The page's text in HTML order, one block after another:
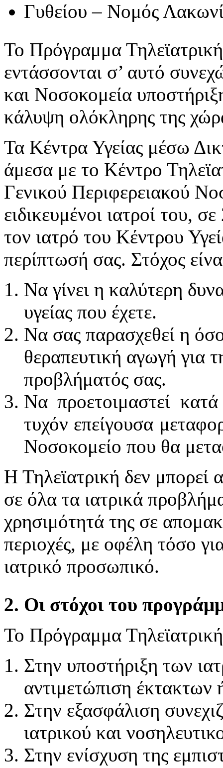
Γυθείου – Νομός
Το Πρόγραμμα
εντάσσονται σ’ αυτό
και Νοσοκομεία
κάλυψη ολόκληρης της
Τα Κέντρα Υγείας μέσω
άμεσα με το Κέντρο
Γενικού Περιφερειακού
ειδικευμένοι ιατροί του,
τον ιατρό του Κέντρου
περίπτωσή σας. Στόχος
Να γίνει η καλύτερη
υγείας που έχετε.
Να σας παρασχεθεί η
θεραπευτική αγωγή για
προβλήματός σας.
Να προετοιμαστεί
τυχόν επείγουσα
Νοσοκομείο που θα
Η Τηλεϊατρική δεν μπορεί
σε όλα τα ιατρικά
χρησιμότητά της σε
περιοχές, με οφέλη τόσο
ιατρικό προσωπικό.
2. Οι στόχοι του
Το Πρόγραμμα
Στην υποστήριξη των
αντιμετώπιση έκτακτων
Στην εξασφάλιση
ιατρικού και
Στην ενίσχυση της